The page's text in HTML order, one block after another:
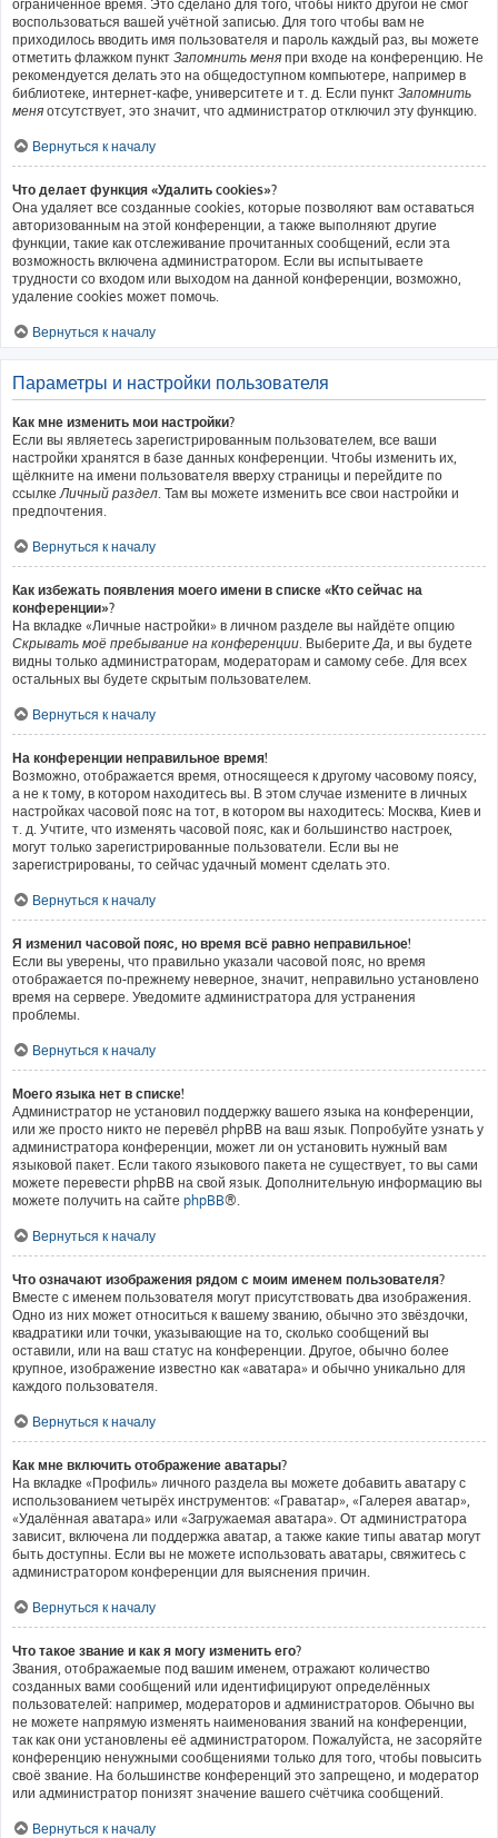
ограниченное время. Это сделано для того, чтобы никто другой не смог
воспользоваться вашей учётной записью. Для того чтобы вам не
приходилось вводить имя пользователя и пароль каждый раз, вы можете
отметить флажком пункт Запомнить меня при входе на конференцию. Не
рекомендуется делать это на общедоступном компьютере, например в
библиотеке, интернет-кафе, университете и т. д. Если пункт Запомнить
меня отсутствует, это значит, что администратор отключил эту функцию.
Вернуться к началу
Что делает функция «Удалить cookies»?
Она удаляет все созданные cookies, которые позволяют вам оставаться
авторизованным на этой конференции, а также выполняют другие
функции, такие как отслеживание прочитанных сообщений, если эта
возможность включена администратором. Если вы испытываете
трудности со входом или выходом на данной конференции, возможно,
удаление cookies может помочь.
Вернуться к началу
Параметры и настройки пользователя
Как мне изменить мои настройки?
Если вы являетесь зарегистрированным пользователем, все ваши
настройки хранятся в базе данных конференции. Чтобы изменить их,
щёлкните на имени пользователя вверху страницы и перейдите по
ссылкеЛичный раздел. Там вы можете изменить все свои настройки и
предпочтения.
Вернуться к началу
Как избежать появления моего имени в списке «Кто сейчас на
конференции»?
На вкладке «Личные настройки» в личном разделе вы найдёте опцию
Скрывать моё пребывание на конференции. ВыберитеДа, и вы будете
видны только администраторам, модераторам и самому себе. Для всех
остальных вы будете скрытым пользователем.
Вернуться к началу
На конференции неправильное время!
Возможно, отображается время, относящееся к другому часовому поясу,
а не к тому, в котором находитесь вы. В этом случае измените в личных
настройках часовой пояс на тот, в котором вы находитесь: Москва, Киев и
т. д. Учтите, что изменять часовой пояс, как и большинство настроек,
могут только зарегистрированные пользователи. Если вы не
зарегистрированы, то сейчас удачный момент сделать это.
Вернуться к началу
Я изменил часовой пояс, но время всё равно неправильное!
Если вы уверены, что правильно указали часовой пояс, но время
отображается по-прежнему неверное, значит, неправильно установлено
время на сервере. Уведомите администратора для устранения
проблемы.
Вернуться к началу
Моего языка нет в списке!
Администратор не установил поддержку вашего языка на конференции,
или же просто никто не перевёл phpBB на ваш язык. Попробуйте узнать у
администратора конференции, может ли он установить нужный вам
языковой пакет. Если такого языкового пакета не существует, то вы сами
можете перевести phpBB на свой язык. Дополнительную информацию вы
можете получить на сайте phpBB®.
Вернуться к началу
Что означают изображения рядом с моим именем пользователя?
Вместе с именем пользователя могут присутствовать два изображения.
Одно из них может относиться к вашему званию, обычно это звёздочки,
квадратики или точки, указывающие на то, сколько сообщений вы
оставили, или на ваш статус на конференции. Другое, обычно более
крупное, изображение известно как «аватара» и обычно уникально для
каждого пользователя.
Вернуться к началу
Как мне включить отображение аватары?
На вкладке «Профиль» личного раздела вы можете добавить аватару с
использованием четырёх инструментов: «Граватар», «Галерея аватар»,
«Удалённая аватара» или «Загружаемая аватара». От администратора
зависит, включена ли поддержка аватар, а также какие типы аватар могут
быть доступны. Если вы не можете использовать аватары, свяжитесь с
администратором конференции для выяснения причин.
Вернуться к началу
Что такое звание и как я могу изменить его?
Звания, отображаемые под вашим именем, отражают количество
созданных вами сообщений или идентифицируют определённых
пользователей: например, модераторов и администраторов. Обычно вы
не можете напрямую изменять наименования званий на конференции,
так как они установлены её администратором. Пожалуйста, не засоряйте
конференцию ненужными сообщениями только для того, чтобы повысить
своё звание. На большинстве конференций это запрещено, и модератор
или администратор понизят значение вашего счётчика сообщений.
Вернуться к началу